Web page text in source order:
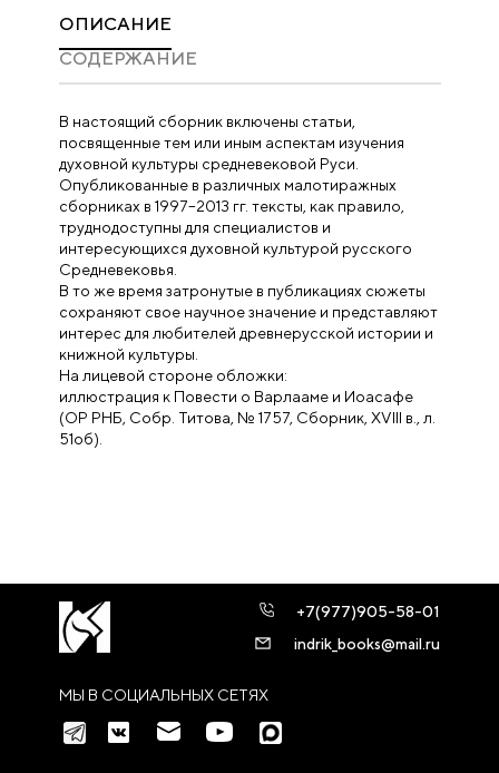
ОПИСАНИЕ
CОДЕРЖАНИЕ
В настоящий сборник включены статьи,
посвященные тем или иным аспектам изучения
духовной культуры средневековой Руси.
Опубликованные в различных малотиражных
сборниках в 1997–2013 гг. тексты, как правило,
труднодоступны для специалистов и
интересующихся духовной культурой русского
Средневековья.
В то же время затронутые в публикациях сюжеты
сохраняют свое научное значение и представляют
интерес для любителей древнерусской истории и
книжной культуры.
На лицевой стороне обложки:
иллюстрация к Повести о Варлааме и Иоасафе
(ОР РНБ, Собр. Титова, № 1757, Сборник, XVIII в., л.
51об).
МЫ В СОЦИАЛЬНЫХ СЕТЯХ
+7(977)905-58-01
indrik_books@mail.ru